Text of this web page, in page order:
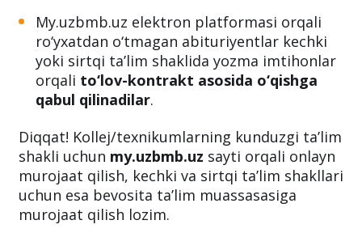
asosida to‘g‘ridan-to‘g‘ri kollej va
texnikumlarga qabul qilinadi.
My.uzbmb.uz elektron platformasi orqali
ro‘yxatdan o‘tmagan abituriyentlar kechki
orqalito‘lov-kontrakt asosida o‘qishga
qabul qilinadilar.
Diqqat! Kollej/texnikumlarning kunduzgi ta’lim
shakli uchunmy.uzbmb.uz